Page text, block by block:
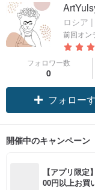
ロシア
前回オン
フォロワー数
0
フォロー
開催中のキャンペーン
【アプリ限
00円以上お買